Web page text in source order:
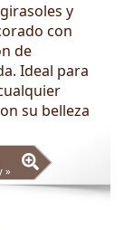
y
con
de
Ideal para
su belleza
»